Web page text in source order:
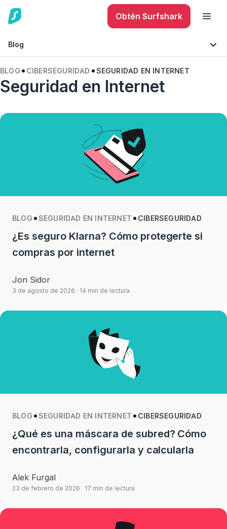
Obtén Surfshark
Blog
Seguridad móvil
Seguridad en Internet
Consejos y sugerencias
BLOG CIBERSEGURIDAD SEGURIDAD EN INTERNET
Seguridad en Internet
BLOG SEGURIDAD EN INTERNET CIBERSEGURIDAD
¿Es seguro Klarna? Cómo protegerte si
compras por internet
Jon Sidor
3 de agosto de 2026 · 14 min de lectura
BLOG SEGURIDAD EN INTERNET CIBERSEGURIDAD
¿Qué es una máscara de subred? Cómo
encontrarla, configurarla y calcularla
Alek Furgal
23 de febrero de 2026 · 17 min de lectura